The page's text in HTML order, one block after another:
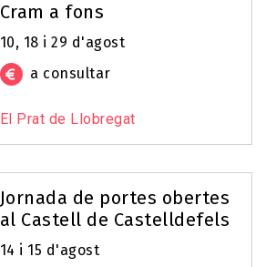
Cram a fons
10, 18 i 29 d'agost
a consultar
El Prat de Llobregat
Jornada de portes obertes
al Castell de Castelldefels
14 i 15 d'agost